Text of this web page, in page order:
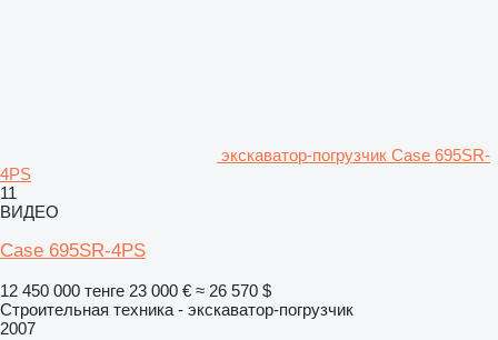
экскаватор-погрузчик Case 695SR-
4PS
11
ВИДЕО
Case 695SR-4PS
12 450 000 тенге 23 000 € ≈ 26 570 $
Строительная техника - экскаватор-погрузчик
2007